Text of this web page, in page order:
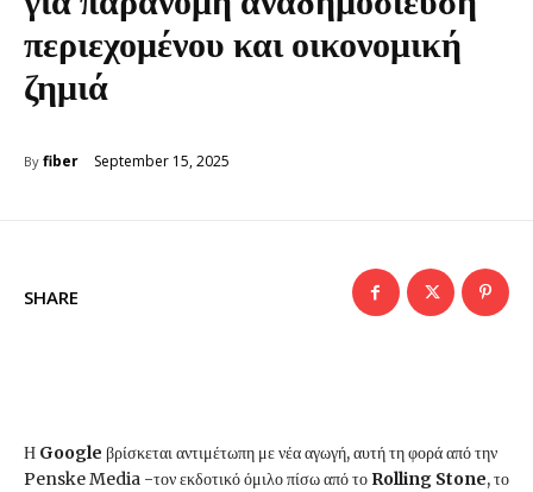
περιεχομένου και οικονομική
ζημιά
By fiber September 15, 2025
SHARE
Η Google βρίσκεται αντιμέτωπη με νέα αγωγή, αυτή τη φορά από την
Penske Media -τον εκδοτικό όμιλο πίσω από το Rolling Stone, το